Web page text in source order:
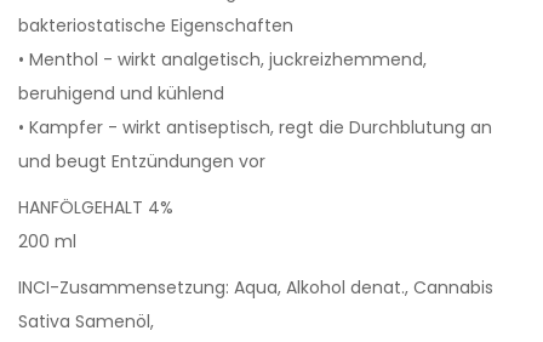
bakteriostatische Eigenschaften
• Menthol - wirkt analgetisch, juckreizhemmend,
beruhigend und kühlend
• Kampfer - wirkt antiseptisch, regt die Durchblutung an
und beugt Entzündungen vor
HANFÖLGEHALT 4%
200 ml
INCI-Zusammensetzung: Aqua, Alkohol denat., Cannabis
Sativa Samenöl,